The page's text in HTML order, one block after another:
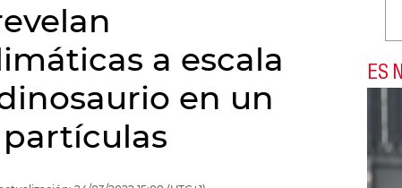
a escala
en un
ES